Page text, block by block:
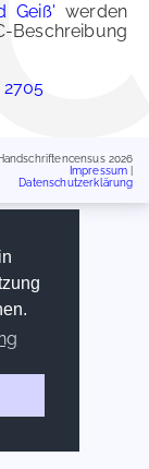
Geiß' werden
2026
Impressum
Datenschutzerklärung